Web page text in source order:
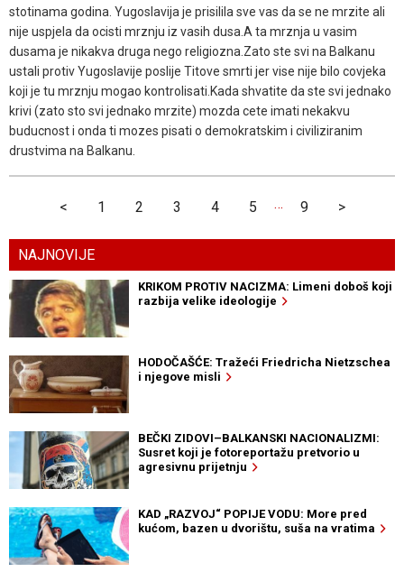
stotinama godina. Yugoslavija je prisilila sve vas da se ne mrzite ali
nije uspjela da ocisti mrznju iz vasih dusa.A ta mrznja u vasim
dusama je nikakva druga nego religiozna.Zato ste svi na Balkanu
ustali protiv Yugoslavije poslije Titove smrti jer vise nije bilo covjeka
koji je tu mrznju mogao kontrolisati.Kada shvatite da ste svi jednako
krivi (zato sto svi jednako mrzite) mozda cete imati nekakvu
buducnost i onda ti mozes pisati o demokratskim i civiliziranim
drustvima na Balkanu.
< 1 2 3 4 5 … 9 >
NAJNOVIJE
KRIKOM PROTIV NACIZMA: Limeni doboš koji
razbija velike ideologije
HODOČAŠĆE: Tražeći Friedricha Nietzschea
i njegove misli
BEČKI ZIDOVI–BALKANSKI NACIONALIZMI:
Susret koji je fotoreportažu pretvorio u
agresivnu prijetnju
KAD „RAZVOJ“ POPIJE VODU: More pred
kućom, bazen u dvorištu, suša na vratima